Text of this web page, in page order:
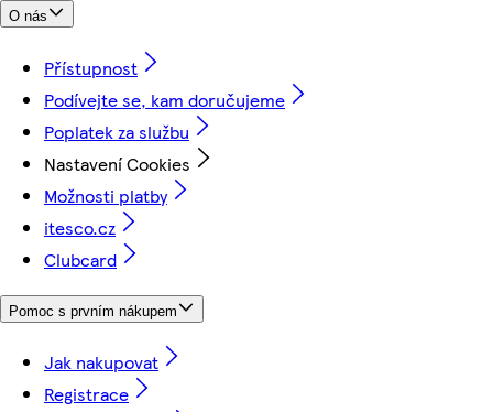
O nás
Přístupnost
Podívejte se, kam doručujeme
Poplatek za službu
Nastavení Cookies
Možnosti platby
itesco.cz
Clubcard
Pomoc s prvním nákupem
Jak nakupovat
Registrace